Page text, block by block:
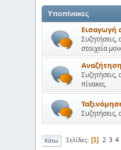
Υποπίνακες
Εισαγωγή
Συζητήσεις,
στοιχεία
Αναζήτηση
Συζητήσεις,
πίνακες.
Συζητήσεις,
Κάτω Σελίδες 1 2 3 4